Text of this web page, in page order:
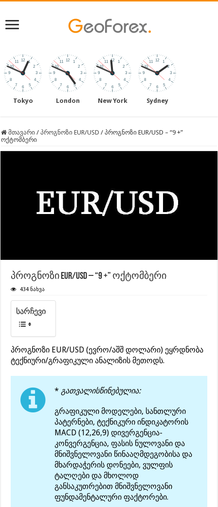
Tokyo London New York Sydney
მთავარი / პროგნოზი EUR/USD / პროგნოზი EUR/USD – “9 +”
ოქტომბერი
პროგნოზი EUR/USD – “9 +” ოქტომბერი
434 ნახვა
სარჩევი
პროგნოზი EUR/USD (ევრო/აშშ დოლარი) ეყრდნობა
ტექნიური/გრაფიკული ანალიზის მეთოდს.
* გათვალისწინებულია:
გრაფიკული მოდელები, სანთლური
პატერნები, ტექნიკური ინდიკატორის
MACD (12,26,9) დივერგენცია-
კონვერგენცია, ფასის ნულოვანი და
მნიშვნელოვანი წინააღმდეგობისა და
მხარდაჭერის დონეები, ვულფის
ტალღები და მხოლოდ
განსაკუთრებით მნიშვნელოვანი
ფუნდამენტალური ფაქტორები.